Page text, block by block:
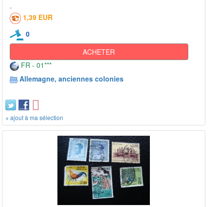
1,39 EUR
0
ACHETER
FR - 01***
Allemagne, anciennes colonies
+ ajout à ma sélection